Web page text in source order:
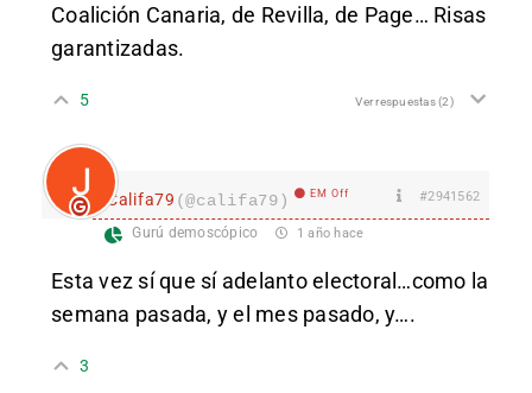
Coalición Canaria, de Revilla, de Page… Risas
garantizadas.
5 Ver respuestas(2)
Califa79 (@califa79) EM Off #2941562
Gurú demoscópico 1 año hace
Esta vez sí que sí adelanto electoral…como la
semana pasada, y el mes pasado, y….
3